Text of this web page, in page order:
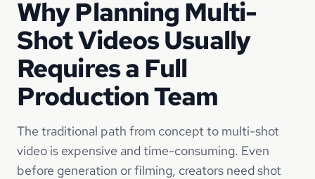
Why Planning Multi-
Shot Videos Usually
Requires a Full
Production Team
The traditional path from concept to multi-shot
video is expensive and time-consuming. Even
before generation or filming, creators need shot